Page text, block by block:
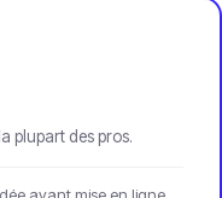
plupart des pros.